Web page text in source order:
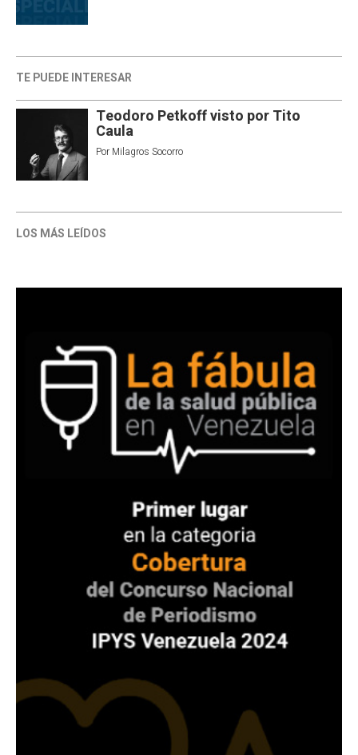
TE PUEDE INTERESAR
Teodoro Petkoff visto por Tito
Caula
Por Milagros Socorro
LOS MÁS LEÍDOS